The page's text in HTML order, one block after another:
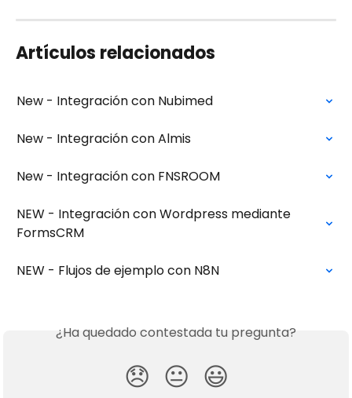
Artículos relacionados
New - Integración con Nubimed
New - Integración con Almis
New - Integración con FNSROOM
NEW - Integración con Wordpress mediante
FormsCRM
NEW - Flujos de ejemplo con N8N
¿Ha quedado contestada tu pregunta?
😞 😐 😃